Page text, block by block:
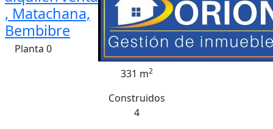
, Matachana,
Bembibre
Planta 0
331 m2
Construidos
4